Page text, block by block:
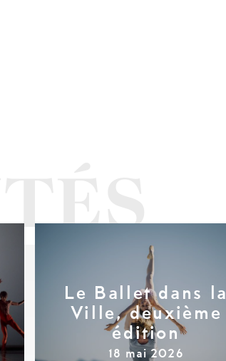
Le Ballet dans la
Ville, deuxième
édition
18 mai 2026